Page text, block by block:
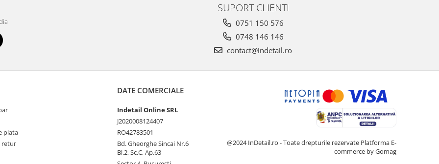
SUPORT CLIENTI
0751 150 576
0748 146 146
contact@indetail.ro
plata
retur
DATE COMERCIALE
Indetail Online SRL
J2020008124407
RO42783501
Bd. Gheorghe Sincai Nr.6
Bl.2, Sc.C, Ap.63
@2024 InDetail.ro - Toate drepturile rezervate Platforma E-
commerce by Gomag